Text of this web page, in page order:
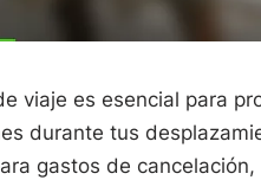
viaje es esencial para
durante tus
gastos de